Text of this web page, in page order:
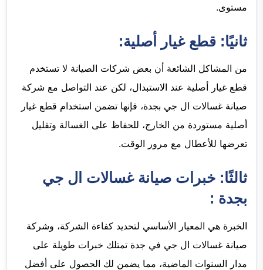
مستوى.
ثانيًا: قطع غيار أصلية:
من المشاكل الشائعة أن بعض شركات الصيانة لا تستخدم
قطع غيار أصلية عند الاستبدال، لكن عند التواصل مع شركة
صيانة غسالات ال جي بجدة، فإنها تضمن استخدام قطع غيار
أصلية مستوردة من الخارج، للحفاظ على الغسالة وتقليل
تعرضها للأعطال مع مرور الوقت.
ثالثًا: خبرات صيانة غسالات ال جي
بجدة :
الخبرة هي المعيار الأساسي لتحديد كفاءة الشركة، وشركة
صيانة غسالات ال جي في جدة تمتلك خبرات طويلة على
مدار السنوات الماضية، مما يضمن لك الحصول على أفضل